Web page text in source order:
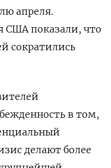
апреля.
США показали, что
сократились
в том,
делают более